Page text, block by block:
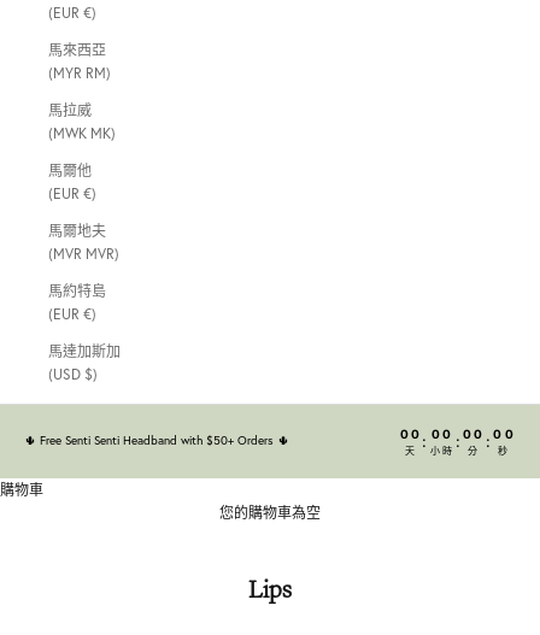
(EUR €)
馬來西亞
(MYR RM)
馬拉威
(MWK MK)
馬爾他
(EUR €)
馬爾地夫
(MVR MVR)
馬約特島
(EUR €)
馬達加斯加
(USD $)
🌵 Free Senti Senti Headband with $50+ Orders 🌵 00
天 : 00
小時 : 00
分 :00
秒
購物車
您的購物車為空
Lips